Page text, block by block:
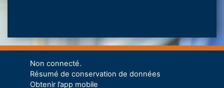
Non connecté.
Résumé de conservation de données
Obtenir l’app mobile